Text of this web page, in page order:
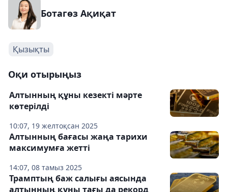
Ботагөз Ақиқат
Қызықты
Оқи отырыңыз
10:07, 19 желтоқсан 2025
Алтынның құны кезекті мәрте
көтерілді
14:07, 08 тамыз 2025
Алтынның бағасы жаңа тарихи
максимумға жетті
Трамптың баж салығы аясында
алтынның құны тағы да рекорд